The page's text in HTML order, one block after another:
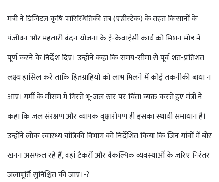
मंत्री ने डिजिटल कृषि पारिस्थितिकी तंत्र (एग्रीस्टेक) के तहत किसानों के
पंजीयन और महतारी वंदन योजना के ई-केवाईसी कार्य को मिशन मोड में
पूर्ण करने के निर्देश दिए। उन्होंने कहा कि समय-सीमा से पूर्व शत-प्रतिशत
लक्ष्य हासिल करें ताकि हितग्राहियों को लाभ मिलने में कोई तकनीकी बाधा न
आए। गर्मी के मौसम में गिरते भू-जल स्तर पर चिंता व्यक्त करते हुए मंत्री ने
कहा कि जल संरक्षण और व्यापक वृक्षारोपण ही इसका स्थायी समाधान है।
उन्होंने लोक स्वास्थ्य यांत्रिकी विभाग को निर्देशित किया कि जिन गांवों में बोर
खनन असफल रहे हैं, वहां टैंकरों और वैकल्पिक व्यवस्थाओं के जरिए निरंतर
जलापूर्ति सुनिश्चित की जाए।-?